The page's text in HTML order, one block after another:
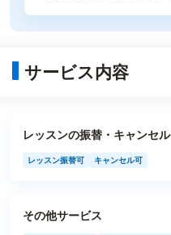
サービス内容
レッスンの振替・キャンセル
レッスン振替可 キャンセル可
その他サービス